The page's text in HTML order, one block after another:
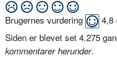
Brugernes vurdering 4,8
Siden er blevet set 4.275
kommentarer herunder.